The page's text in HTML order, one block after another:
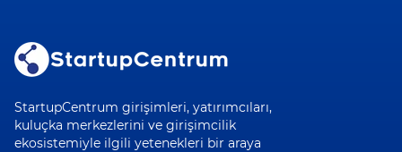
StartupCentrum girişimleri, yatırımcıları,
kuluçka merkezlerini ve girişimcilik
ekosistemiyle ilgili yetenekleri bir araya